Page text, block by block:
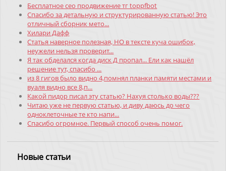
Бесплатное сео продвижение тг toppfbot
Спасибо за детальную и структурированную статью! Это
отличный сборник мето...
Хилари Дафф
Статья наверное полезная, НО в тексте куча ошибок,
неужели нельзя проверит...
Я так обделался когда диск Д пропал... Ели как нашёл
решение тут, спасибо ...
из 8 гигов было видно 4,помнял планки памяти местами и
вуаля видно все 8,п...
Какой пидор писал эту статью? Нахуя столько воды???
Читаю уже не первую статью, и диву даюсь до чего
одноклеточные те кто напи...
Спасибо огромное. Первый способ очень помог.
Новые статьи